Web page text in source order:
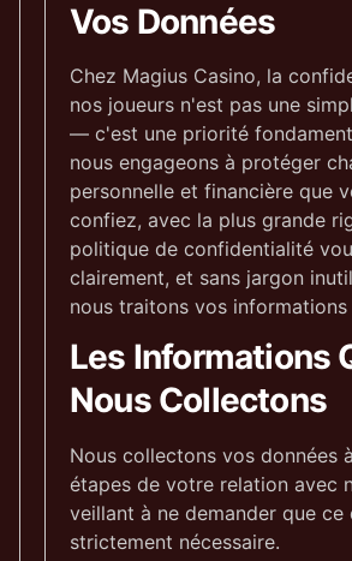
Vos Données
Chez Magius Casino, la
nos joueurs n'est pas une
— c'est une priorité
nous engageons à protéger
personnelle et financière que
confiez, avec la plus grande
politique de confidentialité
clairement, et sans jargon
nous traitons vos
Les Informations
Nous Collectons
Nous collectons vos données
étapes de votre relation avec
veillant à ne demander que ce
strictement nécessaire.